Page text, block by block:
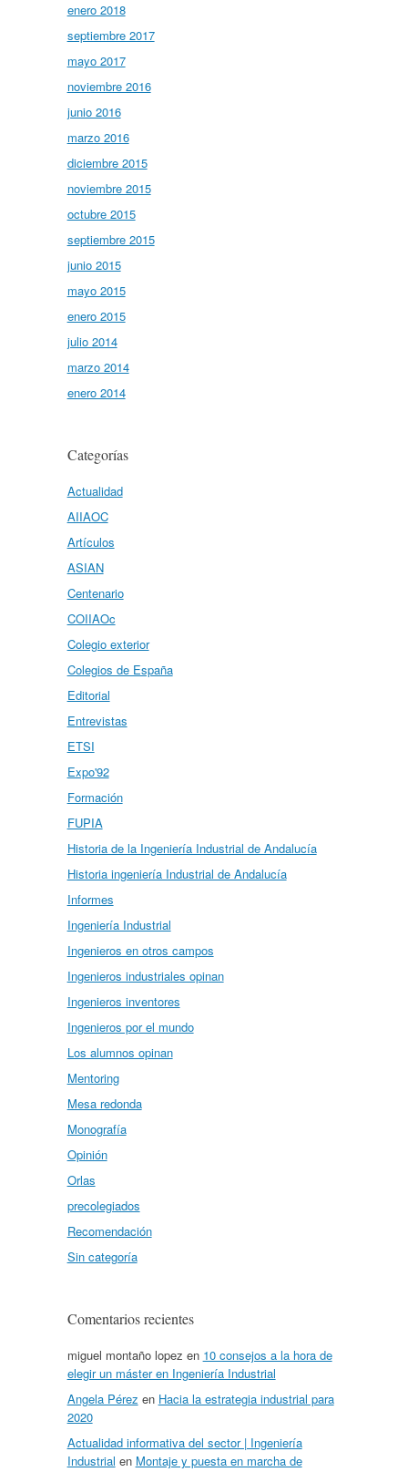
enero 2018
septiembre 2017
mayo 2017
noviembre 2016
junio 2016
marzo 2016
diciembre 2015
noviembre 2015
octubre 2015
septiembre 2015
junio 2015
mayo 2015
enero 2015
julio 2014
marzo 2014
enero 2014
Categorías
Actualidad
AIIAOC
Artículos
ASIAN
Centenario
COIIAOc
Colegio exterior
Colegios de España
Editorial
Entrevistas
ETSI
Expo'92
Formación
FUPIA
Historia de la Ingeniería Industrial de Andalucía
Historia ingeniería Industrial de Andalucía
Informes
Ingeniería Industrial
Ingenieros en otros campos
Ingenieros industriales opinan
Ingenieros inventores
Ingenieros por el mundo
Los alumnos opinan
Mentoring
Mesa redonda
Monografía
Opinión
Orlas
precolegiados
Recomendación
Sin categoría
Comentarios recientes
miguel montaño lopez en 10 consejos a la hora de
elegir un máster en Ingeniería Industrial
Angela Pérez en Hacia la estrategia industrial para
2020
Actualidad informativa del sector | Ingeniería
Industrial en Montaje y puesta en marcha de